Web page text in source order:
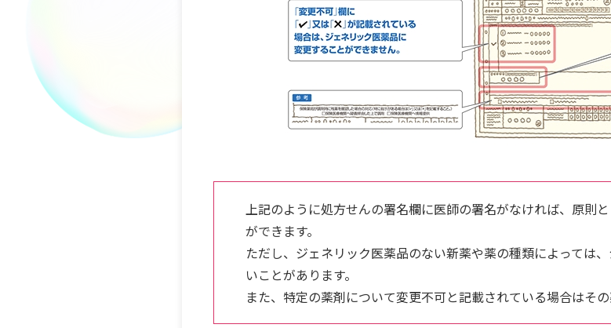
上記のように処方せんの署名欄に医師の署名がなければ、原則
ができます。
ただし、ジェネリック医薬品のない新薬や薬の種類によっては
いことがあります。
また、特定の薬剤について変更不可と記載されている場合はそ